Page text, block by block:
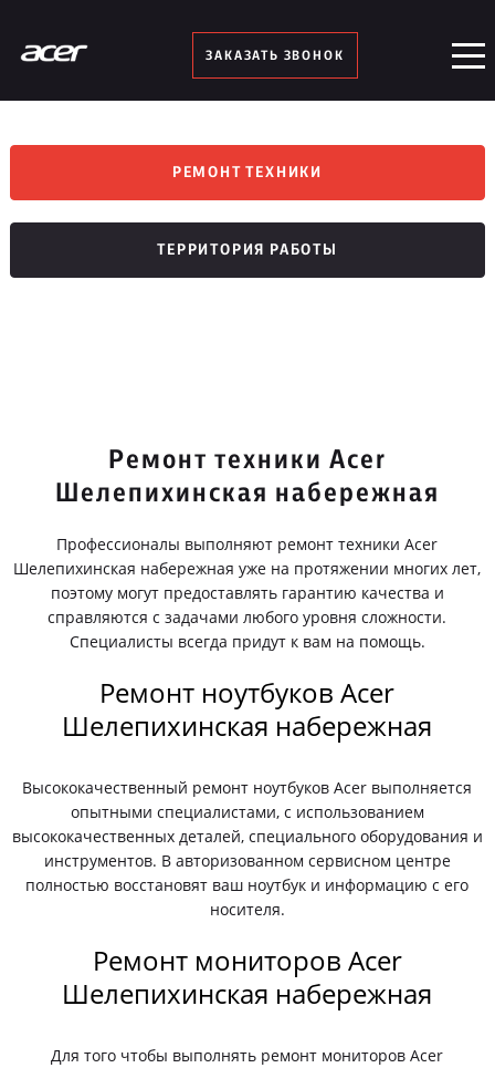
ЗАКАЗАТЬ ЗВОНОК
РЕМОНТ ТЕХНИКИ
ТЕРРИТОРИЯ РАБОТЫ
Ремонт техники Acer
Шелепихинская набережная
Профессионалы выполняют ремонт техники Acer
Шелепихинская набережная уже на протяжении многих лет,
поэтому могут предоставлять гарантию качества и
справляются с задачами любого уровня сложности.
Специалисты всегда придут к вам на помощь.
Ремонт ноутбуков Acer
Шелепихинская набережная
Высококачественный ремонт ноутбуков Acer выполняется
опытными специалистами, с использованием
высококачественных деталей, специального оборудования и
инструментов. В авторизованном сервисном центре
полностью восстановят ваш ноутбук и информацию с его
носителя.
Ремонт мониторов Acer
Шелепихинская набережная
Для того чтобы выполнять ремонт мониторов Acer